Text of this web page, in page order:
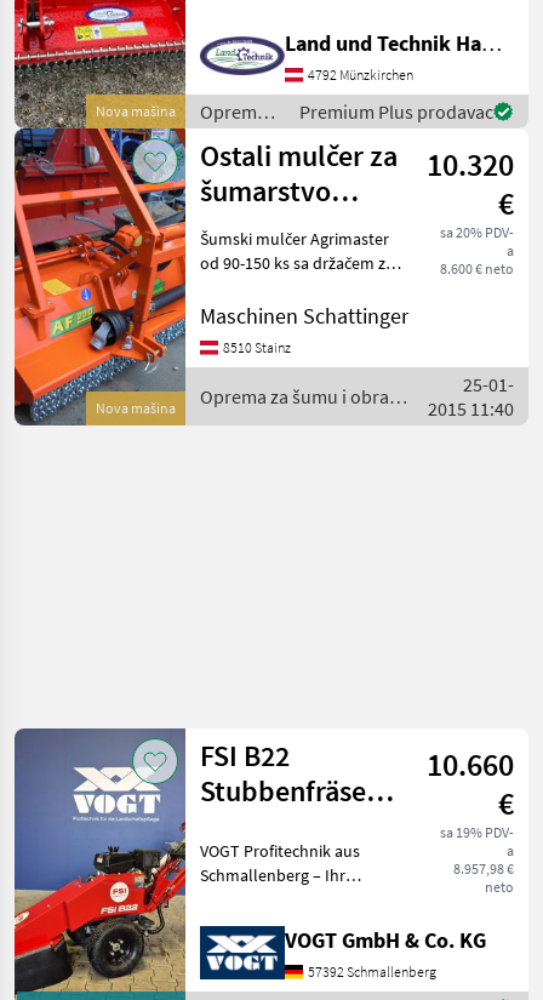
Nova mašina
Obstgärten, Kulturen usw...
80-110PS Kraftbedarf, seitl.
Gleitku
Land und Technik HandelsgesmbH
4792 Münzkirchen
Oprema
za šumu i
obradu
drveta /
Sonstige
Premium Plus prodavac
Nova mašina
Ostali mulčer za
šumarstvo
Agrimaster
10.320
€
sa 20% PDV-
a
8.600 € neto
Šumski mulčer Agrimaster
od 90-150 ks sa držačem za
podešavanje. Oprema za
šumu i obradu drveta Freze
za korijenje
Maschinen Schattinger
8510 Stainz
Oprema za šumu i obradu
drveta / Sonstige
25-01-
2015 11:40
FSI B22
Stubbenfräse
/Stockfräse
10.660
€
sa 19% PDV-
a
8.957,98 €
neto
VOGT Profitechnik aus
Schmallenberg – Ihr
professionelle
Landschaftspflegetechnik =
Mehrere VOGT-Standorte +
VOGT GmbH & Co. KG
57392 Schmallenberg